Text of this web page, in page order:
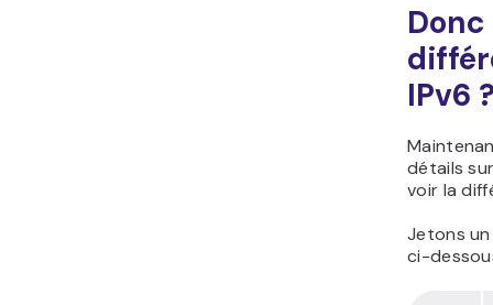
IPv6
détails
voir la
Jetons
ci-